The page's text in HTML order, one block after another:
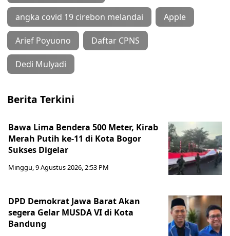
angka covid 19 cirebon melandai Apple
Arief Poyuono Daftar CPNS
Dedi Mulyadi
Berita Terkini
Bawa Lima Bendera 500 Meter, Kirab
Merah Putih ke-11 di Kota Bogor
Sukses Digelar
Minggu, 9 Agustus 2026, 2:53 PM
DPD Demokrat Jawa Barat Akan
segera Gelar MUSDA VI di Kota
Bandung